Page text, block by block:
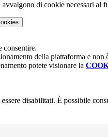
di cookie necessari al
consentire.
della piattaforma e non
potete visionare la
disabilitati. È possibile